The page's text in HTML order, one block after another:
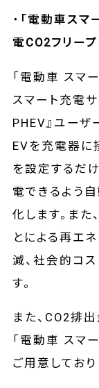
・ 「電動車スマ
電CO2フリープ
「電動車 スマ
スマート充電
PHEV』ユーザ
EVを充電器に
を設定するだ
電できるよう
化します。また
とによる再エ
減、社会的コ
す。
また、CO2排
「電動車 スマ
ご用意しており